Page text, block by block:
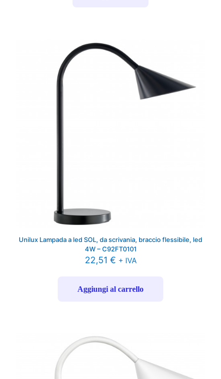
Unilux Lampada a led SOL, da scrivania, braccio flessibile, led
4W – C92FT0101
22,51 € + IVA
Aggiungi al carrello